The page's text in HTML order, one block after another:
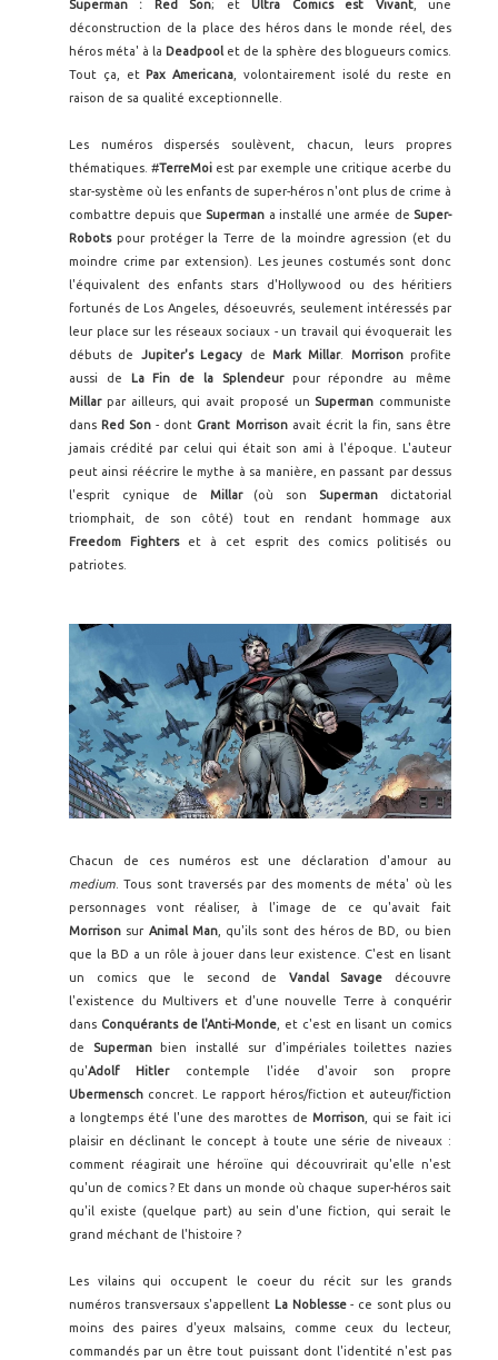
Superman : Red Son; etUltra Comics est Vivant, une
déconstruction de la place des héros dans le monde réel, des
héros méta' à la Deadpool et de la sphère des blogueurs comics.
Tout ça, et Pax Americana , volontairement isolé du reste en
raison de sa qualité exceptionnelle.
Les numéros dispersés soulèvent, chacun, leurs propres
thématiques. #TerreMoi est par exemple une critique acerbe du
star-système où les enfants de super-héros n'ont plus de crime à
combattre depuis que Superman a installé une armée de Super-
Robotspour protéger la Terre de la moindre agression (et du
moindre crime par extension). Les jeunes costumés sont donc
l'équivalent des enfants stars d'Hollywood ou des héritiers
fortunés de Los Angeles, désoeuvrés, seulement intéressés par
leur place sur les réseaux sociaux - un travail qui évoquerait les
débuts de Jupiter's Legacy de Mark Millar. Morrisonprofite
aussi de
La Fin de la Splendeurpour répondre au même
Millarpar ailleurs, qui avait proposé un Superman communiste
dans Red Son - dont Grant Morrisonavait écrit la fin, sans être
jamais crédité par celui qui était son ami à l'époque. L'auteur
peut ainsi réécrire le mythe à sa manière, en passant par dessus
l'esprit cynique de Millar(où son Superman dictatorial
triomphait, de son côté) tout en rendant hommage aux
Freedom Fighterset à cet esprit des comics politisés ou
patriotes.
Chacun de ces numéros est une déclaration d'amour au
medium . Tous sont traversés par des moments de méta' où les
personnages vont réaliser, à l'image de ce qu'avait fait
Morrison sur Animal Man , qu'ils sont des héros de BD, ou bien
que la BD a un rôle à jouer dans leur existence. C'est en lisant
un comics que le second de Vandal Savage découvre
l'existence du Multivers et d'une nouvelle Terre à conquérir
dans Conquérants de l'Anti-Monde , et c'est en lisant un comics
de
Supermanbien installé sur d'impériales toilettes nazies
qu'Adolf Hitlercontemple l'idée d'avoir son propre
Ubermensch concret. Le rapport héros/fiction et auteur/fiction
a longtemps été l'une des marottes de Morrison, qui se fait ici
plaisir en déclinant le concept à toute une série de niveaux :
comment réagirait une héroïne qui découvrirait qu'elle n'est
qu'un de comics ? Et dans un monde où chaque super-héros sait
qu'il existe (quelque part) au sein d'une fiction, qui serait le
grand méchant de l'histoire ?
Les vilains qui occupent le coeur du récit sur les grands
numéros transversaux s'appellent La Noblesse- ce sont plus ou
moins des paires d'yeux malsains, comme ceux du lecteur,
commandés par un être tout puissant dont l'identité n'est pas